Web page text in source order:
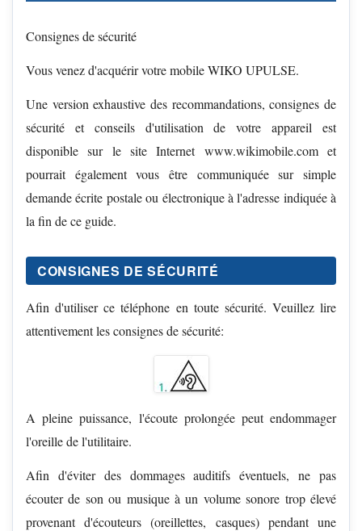
Consignes de sécurité
Vous venez d'acquérir votre mobile WIKO UPULSE.
Une version exhaustive des recommandations, consignes de
sécurité et conseils d'utilisation de votre appareil est
disponible sur le site Internet www.wikimobile.com et
pourrait également vous être communiquée sur simple
demande écrite postale ou électronique à l'adresse indiquée à
la fin de ce guide.
CONSIGNES DE SÉCURITÉ
Afin d'utiliser ce téléphone en toute sécurité. Veuillez lire
attentivement les consignes de sécurité:
A pleine puissance, l'écoute prolongée peut endommager
l'oreille de l'utilitaire.
Afin d'éviter des dommages auditifs éventuels, ne pas
écouter de son ou musique à un volume sonore trop élevé
provenant d'écouteurs (oreillettes, casques) pendant une